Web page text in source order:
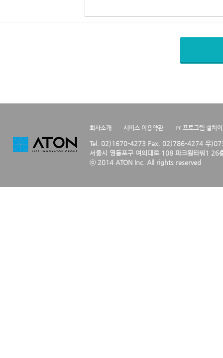
회사소개 서비스 이용약관 PC프로그램 설치
Tel. 02)1670-4273 Fax. 02)786-4274 우
서울시 영등포구 여의대로 108 파크원타워1 26
ⓒ 2014 ATON Inc. All rights reserved